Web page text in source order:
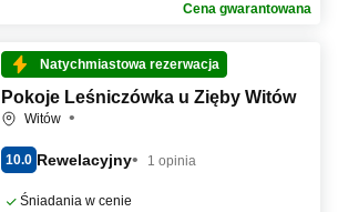
Cena gwarantowana
Natychmiastowa rezerwacja
Pokoje Leśniczówka u Zięby Witów
Witów
10.0 Rewelacyjny 1 opinia
Śniadania w cenie